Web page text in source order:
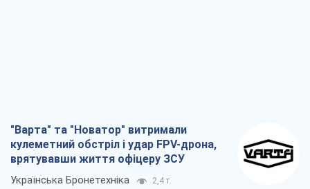
"Варта" та "Новатор" витримали
кулеметний обстріл і удар FPV-дрона,
врятувавши життя офіцеру ЗСУ
Українська Бронетехніка 2,4 т.